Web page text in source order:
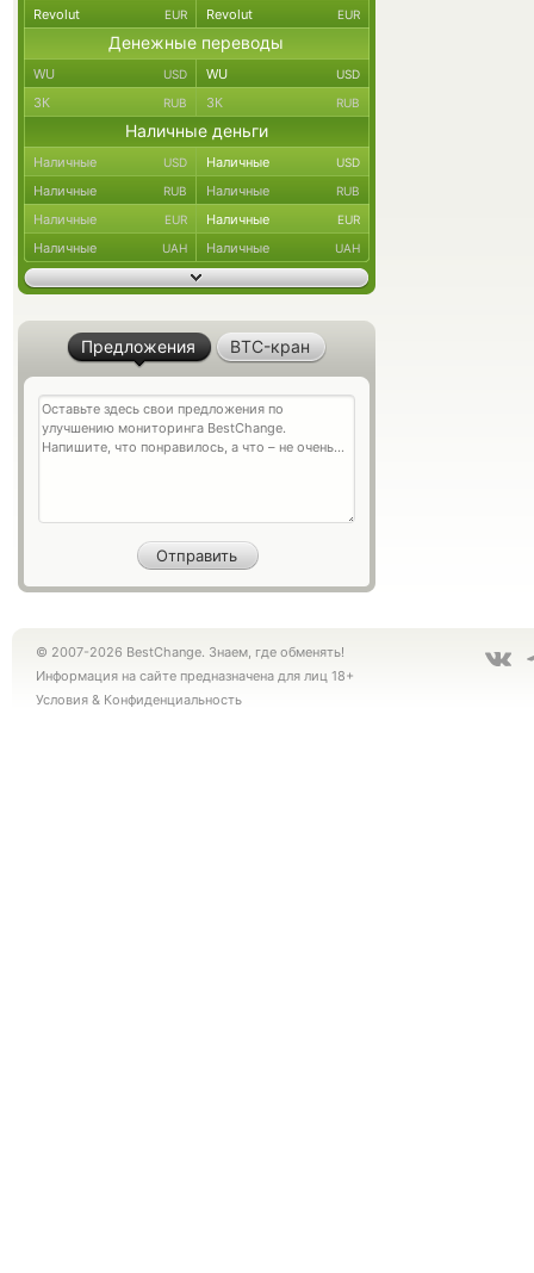
Revolut EUR Revolut EUR
Денежные переводы
WU USD WU USD
ЗК RUB ЗК RUB
Наличные деньги
Наличные USD Наличные USD
Наличные RUB Наличные RUB
Наличные EUR Наличные EUR
Наличные UAH Наличные UAH
Предложения BTC-кран
© 2007-2026 BestChange. Знаем, где обменять!
Информация на сайте предназначена для лиц 18+
Условия & Конфиденциальность